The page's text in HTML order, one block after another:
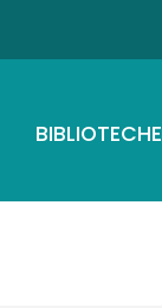
BIBLIOTECHE